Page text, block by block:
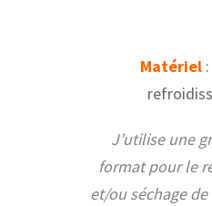
Matériel
J’utilise une
format pour le
et/ou séchage